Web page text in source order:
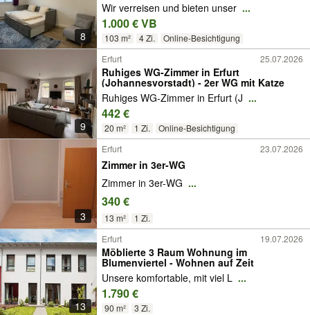
8
Wir verreisen und bieten unser ...
1.000 € VB
103 m² 4 Zi. Online-Besichtigung
9
Erfurt 25.07.2026
Ruhiges WG-Zimmer in Erfurt
(Johannesvorstadt) - 2er WG mit Katze
Ruhiges WG-Zimmer in Erfurt (J ...
442 €
20 m² 1 Zi. Online-Besichtigung
3
Erfurt 23.07.2026
Zimmer in 3er-WG
Zimmer in 3er-WG ...
340 €
13 m² 1 Zi.
13
Erfurt 19.07.2026
Möblierte 3 Raum Wohnung im
Blumenviertel - Wohnen auf Zeit
Unsere komfortable, mit viel L ...
1.790 €
90 m² 3 Zi.